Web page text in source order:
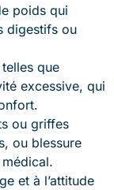
poids qui
digestifs ou
que
excessive, qui
ou griffes
ou blessure
et à l’attitude